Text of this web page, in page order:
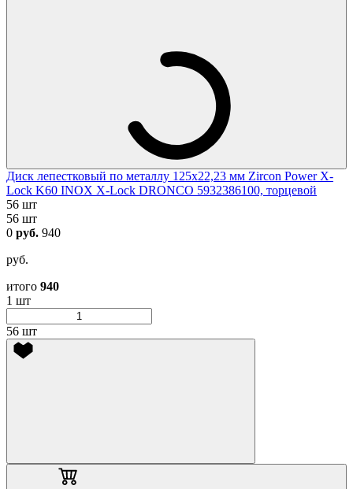
Диск лепестковый по металлу 125х22,23 мм Zircon Power X-
Lock K60 INOX X-Lock DRONCO 5932386100, торцевой
56 шт
56 шт
0 руб. 940
руб.
итого 940
1 шт
56 шт